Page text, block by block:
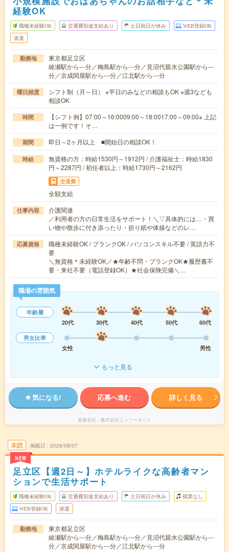
経験OK
職種未経験OK 交通費別途支給あり 土日祝日が休み WEB登録OK
派遣
勤務地
東京都足立区
綾瀬駅から---分／梅島駅から---分／見沼代親水公園駅から---
分／京成関屋駅から---分／江北駅から---分
曜日頻度
シフト制（月～日） ※平日のみなどの相談もOK ※週3なども
相談OK
時間
【シフト例】07:00～16:0009:00～18:0017:00～09:00※ 上記
は一例です！そ…
期間 即日～2ヶ月以上 ■開始日の相談OK！
時給
無資格の方：時給1530円～1912円 / 介護福祉士：時給1830
円～2287円 / 初任者以上：時給1730円～2162円
交通費
全額支給
仕事内容
介護関連
／利用者の方の日常生活をサポート！＼▽具体的には…・買
い物や散歩に付き添ったり・折り紙や体操などのレ…
応募資格
職種未経験OK / ブランクOK / パソコンスキル不要 / 英語力不
要
＼無資格＊未経験OK／★年齢不問・ブランクOK★履歴書不
要・来社不要（電話登録OK）★社会保険完備＼…
職場の雰囲気
年齢層
20代
30代 40代 50代
60代
男女比率
女性
男性
もっと見る
気になる! 応募へ進む 詳しく見る
派遣会社 株式会社ニッソーネット
未読
NEW
掲載日 2026/08/07
足立区【週2日～】ホテルライクな高齢者マン
ションで生活サポート
職種未経験OK 交通費別途支給あり 土日祝日が休み 残業なし
WEB登録OK 派遣
勤務地
東京都足立区
綾瀬駅から---分／梅島駅から---分／見沼代親水公園駅から---
分／京成関屋駅から---分／江北駅から---分